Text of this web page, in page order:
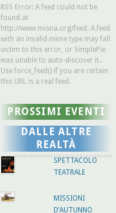
RSS Error: A feed could not be
found at
http://www.misna.org/feed. A feed
with an invalid mime type may fall
victim to this error, or SimplePie
was unable to auto-discover it..
Use force_feed() if you are certain
this URL is a real feed.
PROSSIMI EVENTI
DALLE ALTRE
REALTÀ
SPETTACOLO
TEATRALE
MISSIONI
D’AUTUNNO